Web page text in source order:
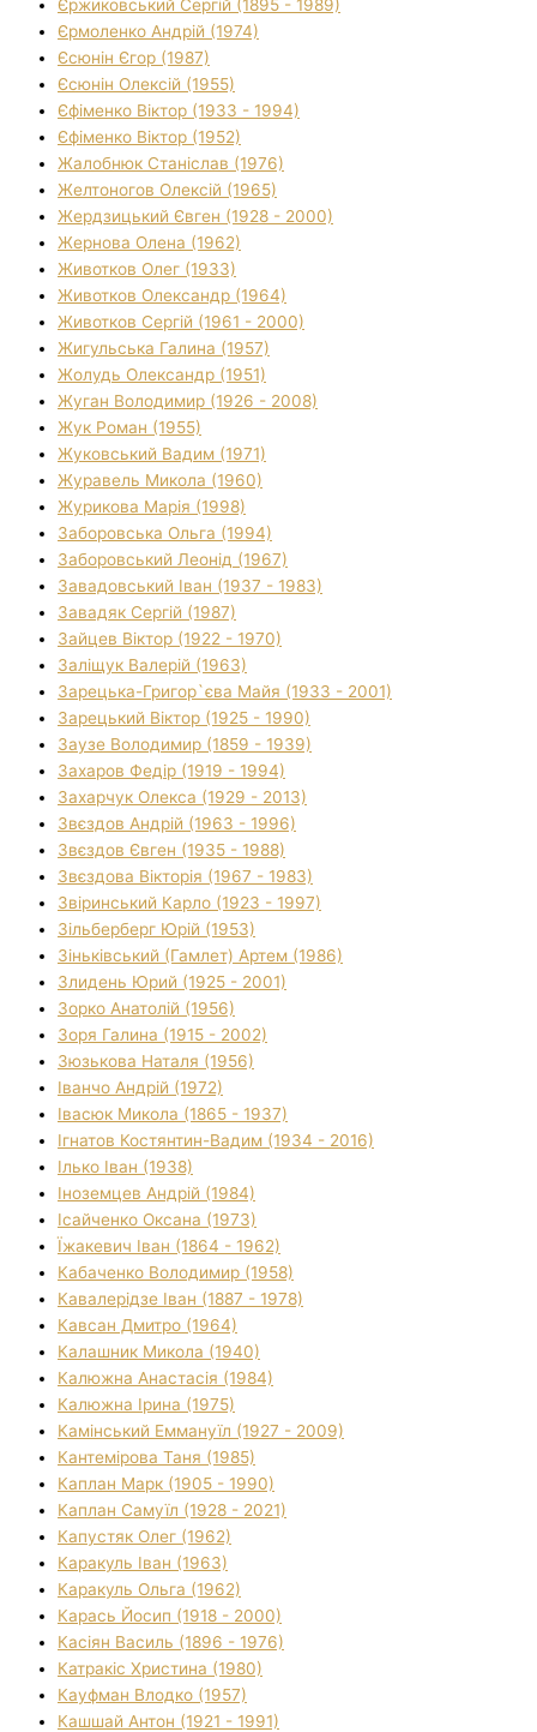
Єржиковський Сергій (1895 - 1989)
Єрмоленко Андрій (1974)
Єсюнін Єгор (1987)
Єсюнін Олексій (1955)
Єфіменко Віктор (1933 - 1994)
Єфіменко Віктор (1952)
Жалобнюк Станіслав (1976)
Желтоногов Олексій (1965)
Жердзицький Євген (1928 - 2000)
Жернова Олена (1962)
Животков Олег (1933)
Животков Олександр (1964)
Животков Сергій (1961 - 2000)
Жигульська Галина (1957)
Жолудь Олександр (1951)
Жуган Володимир (1926 - 2008)
Жук Роман (1955)
Жуковський Вадим (1971)
Журавель Микола (1960)
Журикова Марія (1998)
Заборовська Ольга (1994)
Заборовський Леонід (1967)
Завадовський Іван (1937 - 1983)
Завадяк Сергій (1987)
Зайцев Віктор (1922 - 1970)
Заліщук Валерій (1963)
Зарецька-Григор`єва Майя (1933 - 2001)
Зарецький Віктор (1925 - 1990)
Заузе Володимир (1859 - 1939)
Захаров Федір (1919 - 1994)
Захарчук Олекса (1929 - 2013)
Звєздов Андрій (1963 - 1996)
Звєздов Євген (1935 - 1988)
Звєздова Вікторія (1967 - 1983)
Звіринський Карло (1923 - 1997)
Зільберберг Юрій (1953)
Зіньківський (Гамлет) Артем (1986)
Злидень Юрий (1925 - 2001)
Зорко Анатолій (1956)
Зоря Галина (1915 - 2002)
Зюзькова Наталя (1956)
Іванчо Андрій (1972)
Івасюк Микола (1865 - 1937)
Ігнатов Костянтин-Вадим (1934 - 2016)
Ілько Іван (1938)
Іноземцев Андрій (1984)
Ісайченко Оксана (1973)
Їжакевич Іван (1864 - 1962)
Кабаченко Володимир (1958)
Кавалерідзе Іван (1887 - 1978)
Кавсан Дмитро (1964)
Калашник Микола (1940)
Калюжна Анастасія (1984)
Калюжна Ірина (1975)
Камінський Еммануїл (1927 - 2009)
Кантемірова Таня (1985)
Каплан Марк (1905 - 1990)
Каплан Самуїл (1928 - 2021)
Капустяк Олег (1962)
Каракуль Іван (1963)
Каракуль Ольга (1962)
Карась Йосип (1918 - 2000)
Касіян Василь (1896 - 1976)
Катракіс Христина (1980)
Кауфман Влодко (1957)
Кашшай Антон (1921 - 1991)